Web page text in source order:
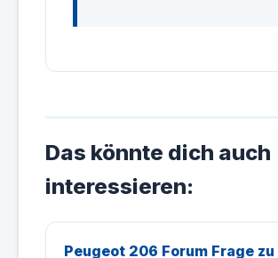
Das könnte dich auch
interessieren:
Peugeot 206 Forum Frage zu